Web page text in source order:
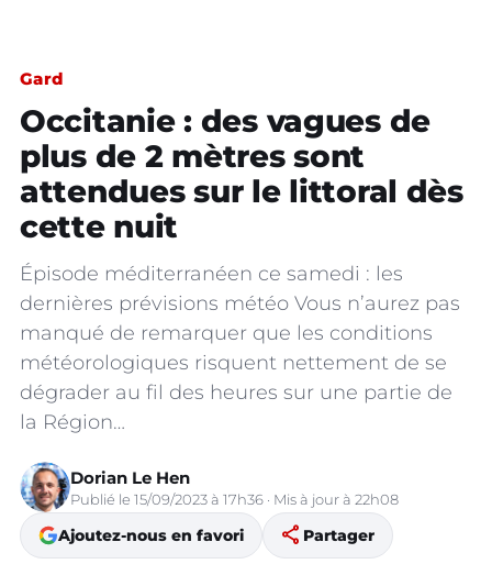
Gard
Occitanie : des vagues de
plus de 2 mètres sont
attendues sur le littoral dès
cette nuit
Épisode méditerranéen ce samedi : les
dernières prévisions météo Vous n’aurez pas
manqué de remarquer que les conditions
météorologiques risquent nettement de se
dégrader au fil des heures sur une partie de
la Région…
Dorian Le Hen
Publié le 15/09/2023 à 17h36 · Mis à jour à 22h08
Ajoutez-nous en favori share Partager